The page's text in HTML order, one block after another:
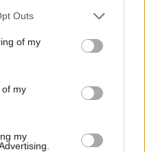
one or more Google
You may click to
its third-party tags to
in below Google
Outs
of my
of my
my
na Amazônia entre agosto